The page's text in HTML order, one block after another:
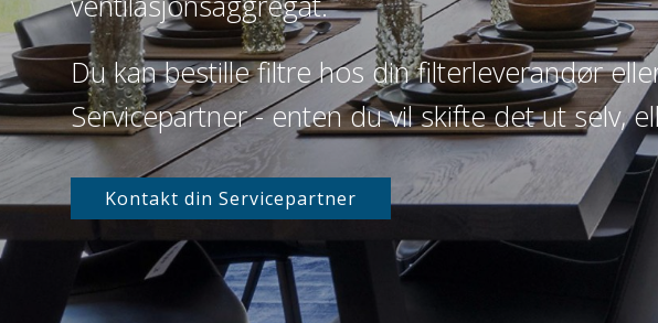
Du kan bestille filtre hos din filterleverandør
Servicepartner - enten du vil skifte det ut selv,
Kontakt din Servicepartner